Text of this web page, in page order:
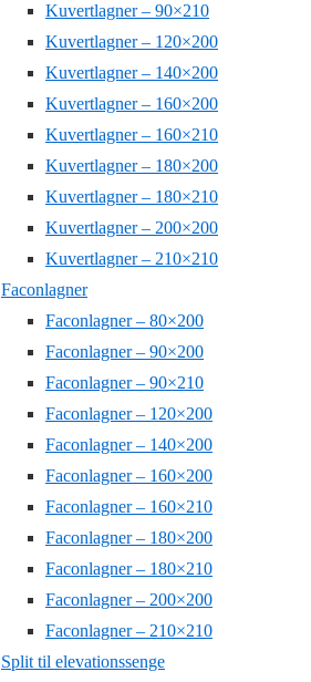
Kuvertlagner – 90×210
Kuvertlagner – 120×200
Kuvertlagner – 140×200
Kuvertlagner – 160×200
Kuvertlagner – 160×210
Kuvertlagner – 180×200
Kuvertlagner – 180×210
Kuvertlagner – 200×200
Kuvertlagner – 210×210
Faconlagner
Faconlagner – 80×200
Faconlagner – 90×200
Faconlagner – 90×210
Faconlagner – 120×200
Faconlagner – 140×200
Faconlagner – 160×200
Faconlagner – 160×210
Faconlagner – 180×200
Faconlagner – 180×210
Faconlagner – 200×200
Faconlagner – 210×210
Split til elevationssenge